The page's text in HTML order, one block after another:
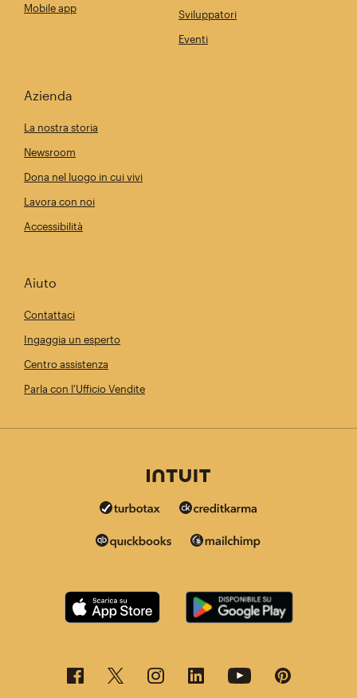
Mobile app
Sviluppatori
Eventi
Azienda
La nostra storia
Newsroom
Dona nel luogo in cui vivi
Lavora con noi
Accessibilità
Aiuto
Contattaci
Ingaggia un esperto
Centro assistenza
Parla con l'Ufficio Vendite